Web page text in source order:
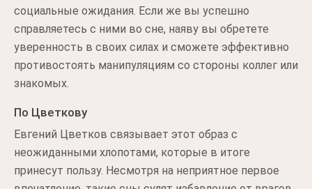
социальные ожидания. Если же вы успешно
справляетесь с ними во сне, наяву вы обретете
уверенность в своих силах и сможете эффективно
противостоять манипуляциям со стороны коллег или
знакомых.
По Цветкову
Евгений Цветков связывает этот образ с
неожиданными хлопотами, которые в итоге
принесут пользу. Несмотря на неприятное первое